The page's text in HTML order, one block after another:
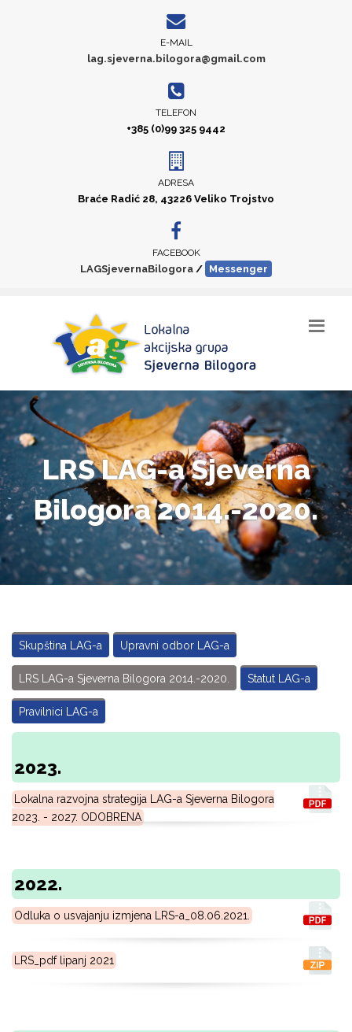
E-MAIL
lag.sjeverna.bilogora@gmail.com
TELEFON
+385 (0)99 325 9442
ADRESA
Braće Radić 28, 43226 Veliko Trojstvo
FACEBOOK
LAGSjevernaBilogora / Messenger
LRS LAG-a Sjeverna
Bilogora 2014.-2020.
Skupština LAG-a Upravni odbor LAG-a
LRS LAG-a Sjeverna Bilogora 2014.-2020. Statut LAG-a
Pravilnici LAG-a
2023.
Lokalna razvojna strategija LAG-a Sjeverna Bilogora
2023. - 2027. ODOBRENA
2022.
Odluka o usvajanju izmjena LRS-a_08.06.2021.
LRS_pdf lipanj 2021